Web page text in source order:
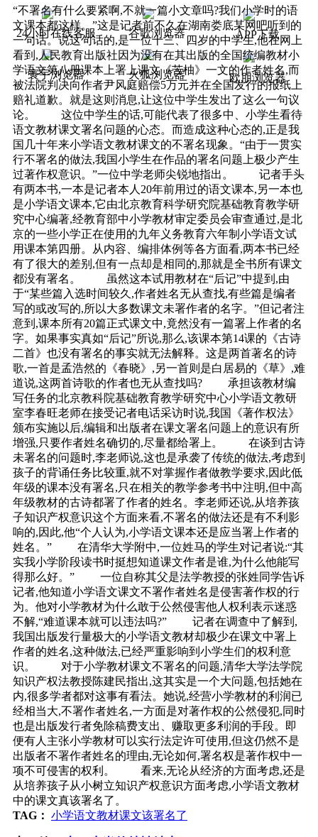
24小时在线客服 谷歌浏览器 APP下载
寰宇浏览器 火狐浏览器 欧朋浏览器
“不署名有什么要紧啊,不就一篇小文章吗?我们小学时的语
文课本都这样。”这是记者前不久在湖南娄底某网吧听到的
一句话。说这句话的,是一位十三、四岁的中学生,他在网上
看到,人民教育出版社因为没有在其出版的全国统编教材小
学语文第八册课本上署上课文《苦柚》一文的作者姓名,而
被法院判决向作者尹风庭赔偿5万元并在全国发行的报纸上
赔礼道歉。就是这则消息,让这位中学生发出了这么一句议
论。 这位中学生的话,可能代表了很多中、小学生看待
语文教材课文署名问题的心态。而造成这种心态的,正是我
国几十年来小学语文教材课文的不署名现象。“由于一贯实
行不署名的做法,我国小学生在作品的署名问题上极少产生
过著作权意识。”一位中学老师尖锐地指出。 记者手头
有两本书,一本是记者本人20年前用过的语文课本,另一本也
是小学语文课本,它由北京教育科学研究院基础教育教学研
究中心编著,经教育部中小学教材审定委员会审查通过,是北
京的一些小学正在使用的九年义务教育六年制小学语文试
用课本第四册。从内容、编排体例等各方面看,两本书已经
有了很大的差别,但有一点却是相同的,那就是全书所有课文
都没有署名。 虽然这本试用教材在“后记”中提到,由
于“某些篇入选时间较久,作者姓名无从查找,有些篇是编者
写的或改写的,所以大多数课文未署作者的名字。”但记者注
意到,课本所有20篇正式课文中,竟然没有一篇署上作者的名
字。如果事实真如“后记”所说,那么,该课本第14课的《古诗
二首》也没有署名的事实就无法解释。这是两首著名的诗
歌,一首是孟浩然的《春晓》,另一首则是白居易的《草》,难
道说,这两首诗歌的作者也无从查找吗? 承担该教材编
写任务的北京教科院基础教育教学研究中心小学语文教研
室李春旺老师在接受记者电话采访时说,我国《著作权法》
颁布实施以后,编辑和出版者在课文署名问题上的意识有所
增强,只要作者姓名确切的,尽量都给署上。 在谈到古诗
未署名的问题时,李老师说,这也是承袭了传统的做法,考虑到
孩子的背诵任务比较重,就不对掌握作者做教学要求,因此低
年级的课本没有署名,只在相关的教学参考书中注明,但中高
年级教材的古诗都署了作者的姓名。李老师还说,从培养孩
子知识产权意识这个方面来看,不署名的做法还是有不利影
响的,因此,他“个人认为,小学语文课本还是应当署上作者的
姓名。” 在清华大学附中,一位姓马的学生对记者说:“其
实我小学阶段读书时挺想知道课文作者是谁,为什么他能写
得那么好。” 一位自称其父是法学教授的张姓同学告诉
记者,他知道小学语文课文不署作者姓名是侵害著作权的行
为。他对小学教材为什么敢于公然侵害他人权利表示迷惑
不解,“难道课本就可以违法吗?” 记者在调查中了解到,
我国出版发行量极大的小学语文教材却极少在课文中署上
作者的姓名,这种做法,已经严重影响到小学生们的权利意
识。 对于小学教材课文不署名的问题,清华大学法学院
知识产权法教授陈建民指出,这其实是一个大问题,包括她在
内,很多学者都对这事有看法。她说,经营小学教材的利润已
经相当大,不署作者姓名,一方面是对著作权的公然侵犯,同时
也是出版发行者免除稿费支出、赚取更多利润的手段。即
便有人主张小学教材可以实行法定许可使用,但这仍然不是
出版者不署作者姓名的理由,无论如何,署名权是著作权中一
项不可侵害的权利。 看来,无论从经济的方面考虑,还是
从培养孩子从小树立知识产权意识方面考虑,小学语文教材
中的课文真该署名了。
TAG： 小学语文教材课文该署名了